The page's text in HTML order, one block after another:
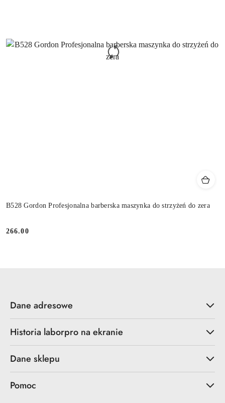
B528 Gordon Profesjonalna barberska maszynka do strzyżeń do zera
Cena:
266.00
Dane adresowe
Historia laborpro na ekranie
Dane sklepu
Pomoc